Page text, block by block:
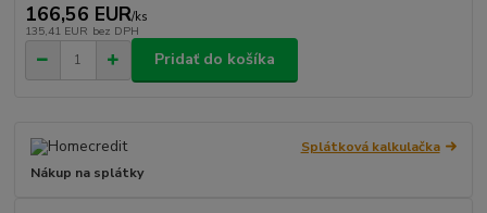
166,56 EUR/ks
135,41 EUR bez DPH
Pridať do košíka
Splátková kalkulačka
Nákup na splátky